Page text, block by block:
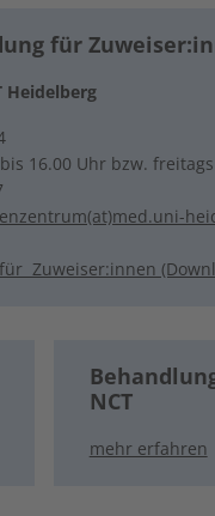
für
Heidelberg
16.00 Uhr bzw.
Zuweiser:innen
NCT
mehr erfahren